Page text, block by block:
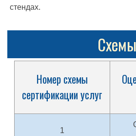
стендах.
Номер схемы
сертификации услуг
1